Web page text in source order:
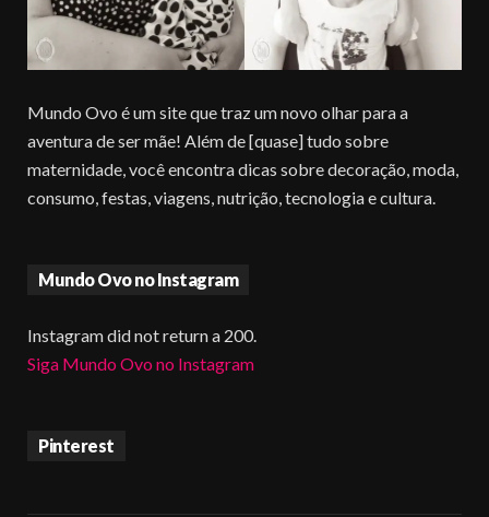
Mundo Ovo é um site que traz um novo olhar para a
aventura de ser mãe! Além de [quase] tudo sobre
maternidade, você encontra dicas sobre decoração, moda,
consumo, festas, viagens, nutrição, tecnologia e cultura.
Mundo Ovo no Instagram
Instagram did not return a 200.
Siga Mundo Ovo no Instagram
Pinterest